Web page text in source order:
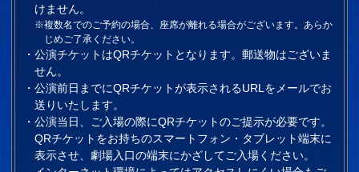
けません。
※複数名でのご予約の場合、座席が離れる場合がございます。あらか
じめご了承ください。
公演チケットはQRチケットとなります。郵送物はございま
せん。
公演前日までにQRチケットが表示されるURLをメールでお
送りいたします。
公演当日、ご入場の際にQRチケットのご提示が必要です。
QRチケットをお持ちのスマートフォン・タブレット端末に
表示させ、劇場入口の端末にかざしてご入場ください。